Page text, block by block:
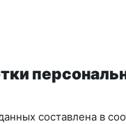
составлена в